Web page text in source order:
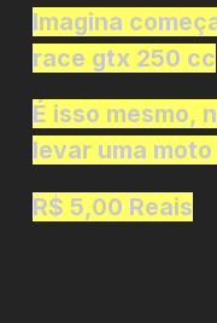
Imagina
race gtx 250 cc
É isso mesmo,
levar uma
R$ 5,00 Reais